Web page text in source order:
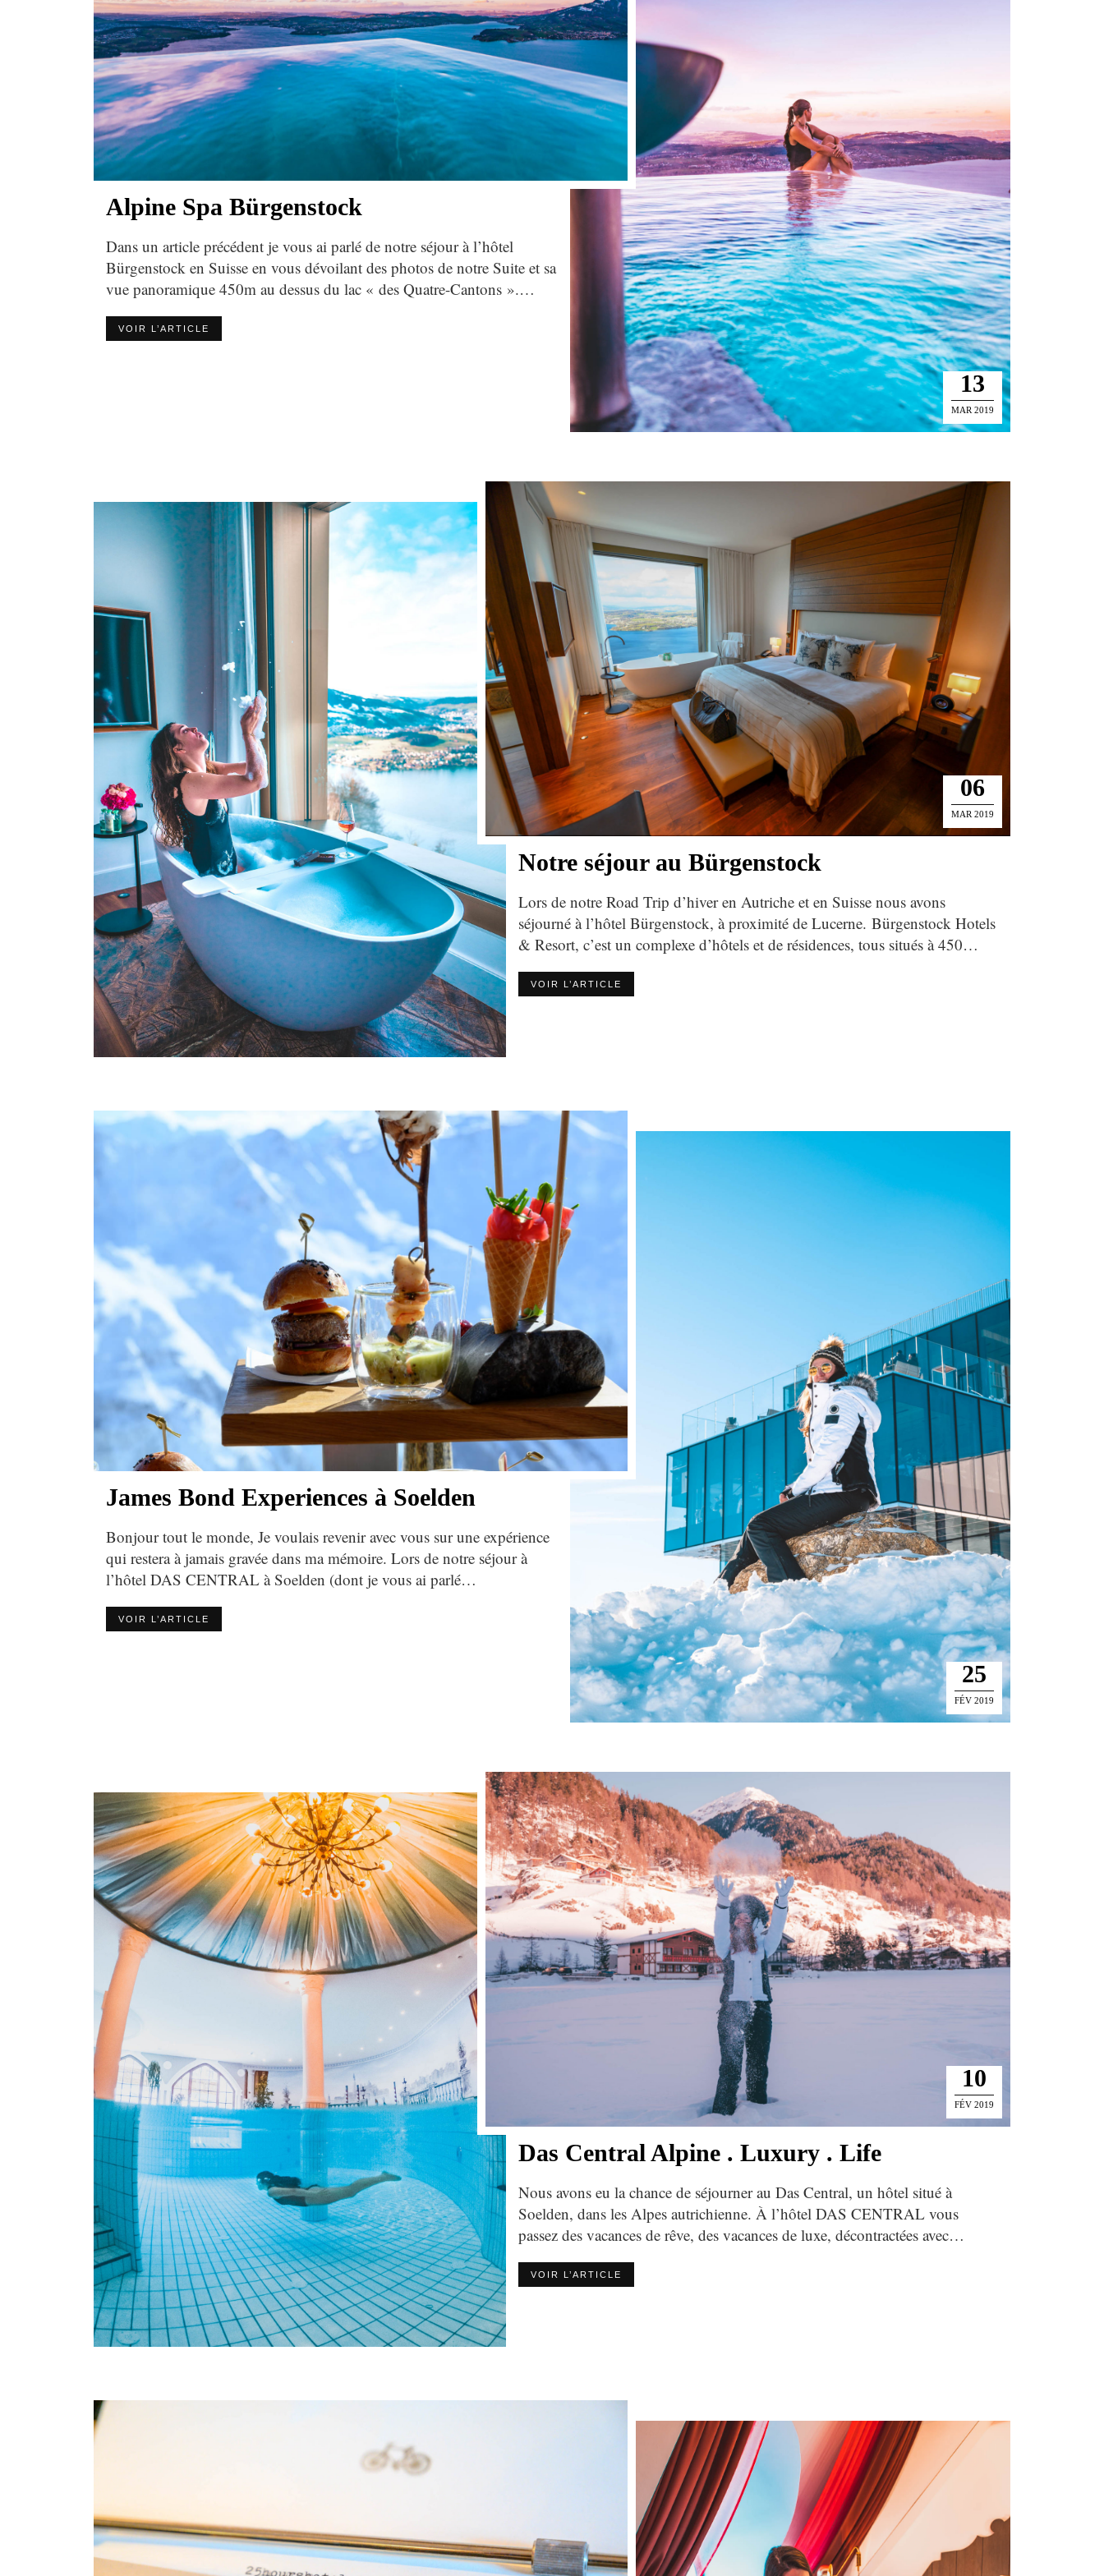
13
MAR 2019
Alpine Spa Bürgenstock
Dans un article précédent je vous ai parlé de notre séjour à l’hôtel
Bürgenstock en Suisse en vous dévoilant des photos de notre Suite et sa
vue panoramique 450m au dessus du lac « des Quatre-Cantons ».…
VOIR L’ARTICLE
06
MAR 2019
Notre séjour au Bürgenstock
Lors de notre Road Trip d’hiver en Autriche et en Suisse nous avons
séjourné à l’hôtel Bürgenstock, à proximité de Lucerne. Bürgenstock Hotels
& Resort, c’est un complexe d’hôtels et de résidences, tous situés à 450…
VOIR L’ARTICLE
25
FÉV 2019
James Bond Experiences à Soelden
Bonjour tout le monde, Je voulais revenir avec vous sur une expérience
qui restera à jamais gravée dans ma mémoire. Lors de notre séjour à
l’hôtel DAS CENTRAL à Soelden (dont je vous ai parlé…
VOIR L’ARTICLE
10
FÉV 2019
Das Central Alpine . Luxury . Life
Nous avons eu la chance de séjourner au Das Central, un hôtel situé à
Soelden, dans les Alpes autrichienne. À l’hôtel DAS CENTRAL vous
passez des vacances de rêve, des vacances de luxe, décontractées avec…
VOIR L’ARTICLE